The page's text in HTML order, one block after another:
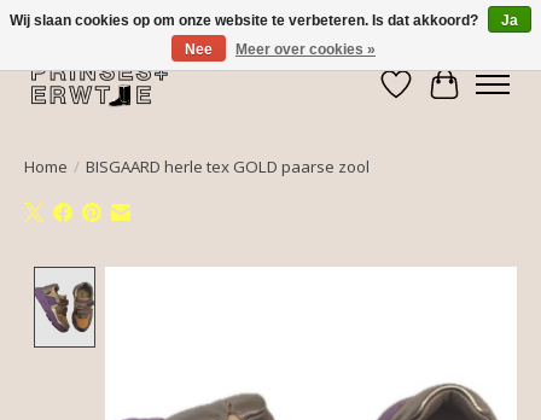
Verlanglijst
Home / BISGAARD herle tex GOLD paarse zool
Wij slaan cookies op om onze website te verbeteren. Is dat akkoord?
Ja
Nee
Meer over cookies »